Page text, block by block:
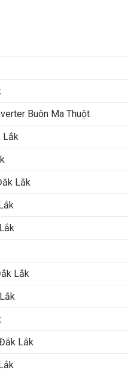
Buôn Ma Thuột
Lắk
Lắk
Lắk
Lắk